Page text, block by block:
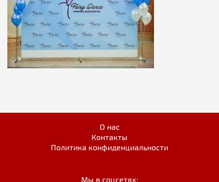
О нас
Контакты
Политика конфиденциальности
Мы в соцсетях: